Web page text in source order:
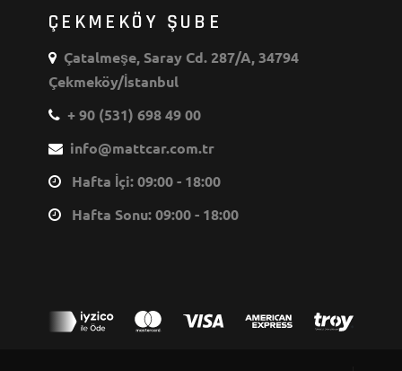
ÇEKMEKÖY ŞUBE
Çatalmeşe, Saray Cd. 287/A, 34794
Çekmeköy/İstanbul
+ 90 (531) 698 49 00
info@mattcar.com.tr
Hafta İçi: 09:00 - 18:00
Hafta Sonu: 09:00 - 18:00